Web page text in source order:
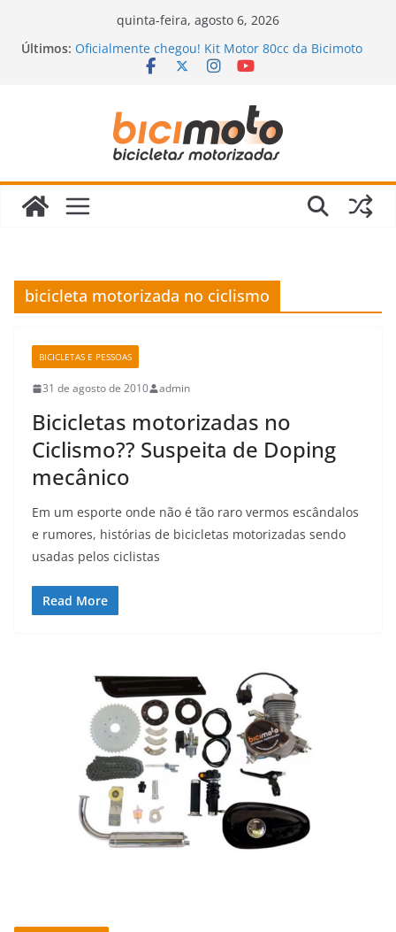
quinta-feira, agosto 6, 2026
Últimos: Oficialmente chegou! Kit Motor 80cc da Bicimoto
Bicimoto na Chuva? Dicas para andar com
segurança
Bicicleta Motorizada: Vale a Pena Mesmo?
Revisão da Bicicleta Motorizada 2 Tempos:
Quando Fazer e Quais Itens Verificar?
bicicleta motorizada no ciclismo
BICICLETAS E PESSOAS
31 de agosto de 2010 admin
Bicicletas motorizadas no
Ciclismo?? Suspeita de Doping
mecânico
Em um esporte onde não é tão raro vermos escândalos
e rumores, histórias de bicicletas motorizadas sendo
usadas pelos ciclistas
Read More